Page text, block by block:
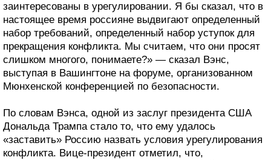
заинтересованы в урегулировании. Я бы сказал, что в
настоящее время россияне выдвигают определенный
набор требований, определенный набор уступок для
прекращения конфликта. Мы считаем, что они просят
слишком многого, понимаете?» — сказал Вэнс,
выступая в Вашингтоне на форуме, организованном
Мюнхенской конференцией по безопасности.
По словам Вэнса, одной из заслуг президента США
Дональда Трампа стало то, что ему удалось
«заставить» Россию назвать условия урегулирования
конфликта. Вице-президент отметил, что,